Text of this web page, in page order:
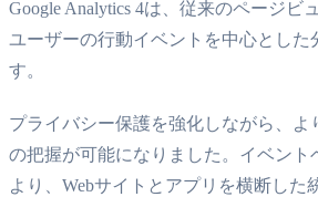
Google Analytics 4は、従来のページビ
ユーザーの行動イベントを中心とした
す。
プライバシー保護を強化しながら、よ
の把握が可能になりました。イベント
より、Webサイトとアプリを横断した